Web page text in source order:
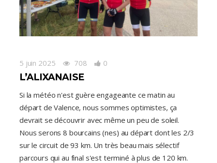
5 juin 2025 708 0
L’ALIXANAISE
Si la météo n'est guère engageante ce matin au
départ de Valence, nous sommes optimistes, ça
devrait se découvrir avec même un peu de soleil.
Nous serons 8 bourcains (nes) au départ dont les 2/3
sur le circuit de 93 km. Un très beau mais sélectif
parcours qui au final s'est terminé à plus de 120 km.